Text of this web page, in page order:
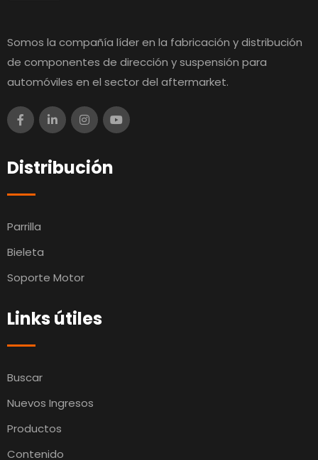
Somos la compañía líder en la fabricación y distribución
de componentes de dirección y suspensión para
automóviles en el sector del aftermarket.
Distribución
Parrilla
Bieleta
Soporte Motor
Links útiles
Buscar
Nuevos Ingresos
Productos
Contenido